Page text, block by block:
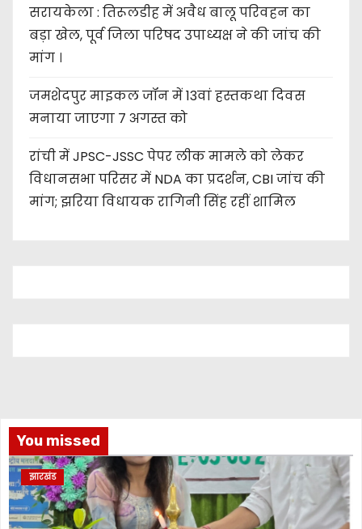
सरायकेला : तिरूलडीह में अवैध बालू परिवहन का
बड़ा खेल, पूर्व जिला परिषद उपाध्यक्ष ने की जांच की
मांग ।
जमशेदपुर माइकल जॉन में 13वां हस्तकथा दिवस
मनाया जाएगा 7 अगस्त को
रांची में JPSC-JSSC पेपर लीक मामले को लेकर
विधानसभा परिसर में NDA का प्रदर्शन, CBI जांच की
मांग; झरिया विधायक रागिनी सिंह रहीं शामिल
You missed
झारखंड